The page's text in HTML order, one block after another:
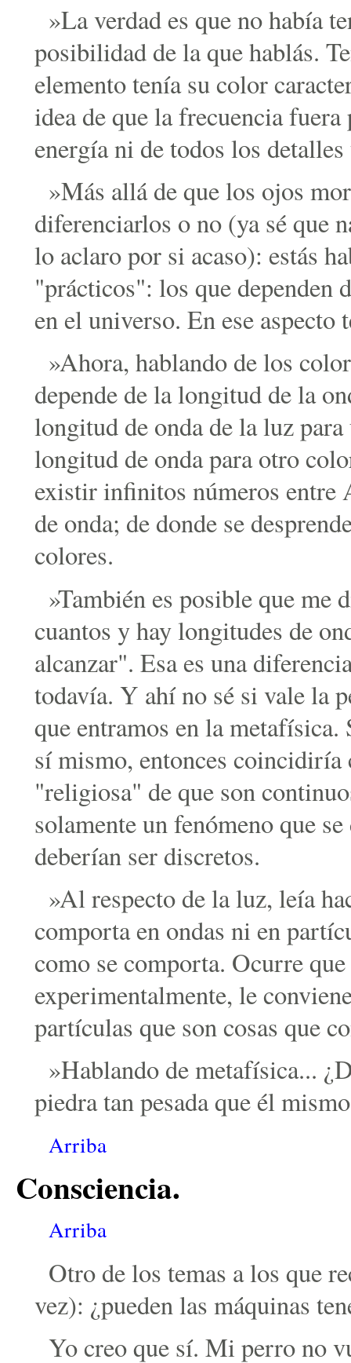
»La verdad es que no había
posibilidad de la que hablás.
elemento tenía su color
idea de que la frecuencia
energía ni de todos los
»Más allá de que los ojos
diferenciarlos o no (ya sé que
lo aclaro por si acaso): estás
"prácticos": los que dependen
en el universo. En ese aspecto
»Ahora, hablando de los
depende de la longitud de la
longitud de onda de la luz
longitud de onda para otro
existir infinitos números entre
de onda; de donde se
colores.
»También es posible que me
cuantos y hay longitudes de
alcanzar". Esa es una
todavía. Y ahí no sé si vale la
que entramos en la metafísica.
sí mismo, entonces
"religiosa" de que son
solamente un fenómeno que
deberían ser discretos.
»Al respecto de la luz, leía
comporta en ondas ni en
como se comporta. Ocurre
experimentalmente, le
partículas que son cosas que
»Hablando de metafísica...
piedra tan pesada que él
Arriba
Consciencia.
Arriba
Otro de los temas a los que
vez): ¿pueden las máquinas
Yo creo que sí. Mi perro no